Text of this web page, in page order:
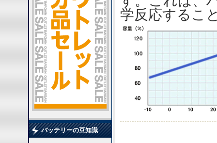
バッテリーの豆知識
学反応するこ